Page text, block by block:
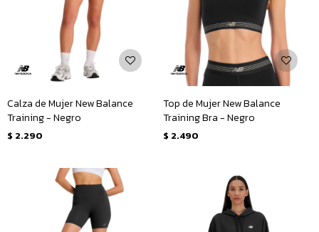
Calza de Mujer New Balance
Training - Negro
$ 2.290
Top de Mujer New Balance
Training Bra - Negro
$ 2.490